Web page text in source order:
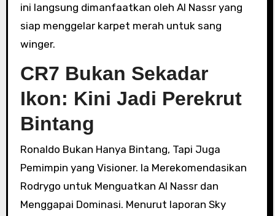
ini langsung dimanfaatkan oleh Al Nassr yang
siap menggelar karpet merah untuk sang
winger.
CR7 Bukan Sekadar
Ikon: Kini Jadi Perekrut
Bintang
Ronaldo Bukan Hanya Bintang, Tapi Juga
Pemimpin yang Visioner. Ia Merekomendasikan
Rodrygo untuk Menguatkan Al Nassr dan
Menggapai Dominasi. Menurut laporan Sky